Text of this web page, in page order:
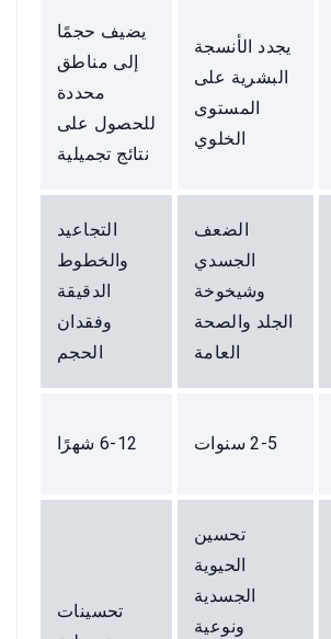
يجدد الأنسجة
البشرية على
المستوى
الخلوي
يضيف حجمًا
إلى مناطق
محددة
للحصول على
نتائج تجميلية
الضعف
الجسدي
وشيخوخة
الجلد والصحة
العامة
التجاعيد
والخطوط
الدقيقة
وفقدان
الحجم
2-5 سنوات 6-12 شهرًا
تحسين
الحيوية
الجسدية
ونوعية
تحسينات